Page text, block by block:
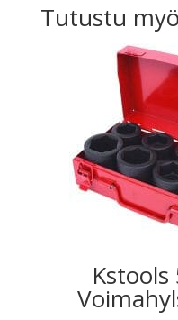
Tutustu
Kstools